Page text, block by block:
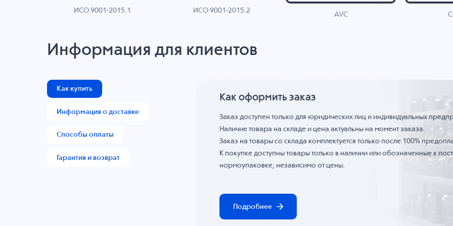
ИСО 9001-2015.1 ИСО 9001-2015.2
AVC
Информация для клиентов
Как купить
Информация о доставке
Способы оплаты
Гарантия и возврат
Как оформить заказ
Заказ доступен только для юридических лиц и индивидуальных
Наличие товара на складе и цена актуальны на момент заказа.
Заказ на товары со склада комплектуется только после 100%
К покупке доступны товары только в наличии или обозначенные к
нормоупаковке, независимо от цены.
Подробнее